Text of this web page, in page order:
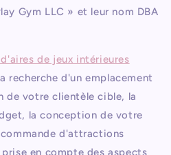
Gym LLC » et leur nom DBA
de jeux intérieures
recherche d'un emplacement
de votre clientèle cible, la
la conception de votre
d'attractions
en compte des aspects